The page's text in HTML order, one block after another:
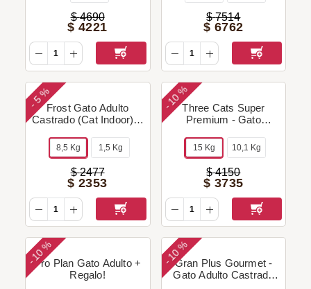
$ 4690
$ 4221
$ 7514
$ 6762
-
5 %
Frost Gato Adulto
Castrado (Cat Indoor) +
8,5 Kg 1,5 Kg
$ 2477
$ 2353
-
10 %
Three Cats Super
Premium - Gato
Regalo!
15 Kg 10,1 Kg
$ 4150
$ 3735
-
10 %
Pro Plan Gato Adulto +
Regalo!
-
10 %
Gran Plus Gourmet -
Gato Adulto Castrado